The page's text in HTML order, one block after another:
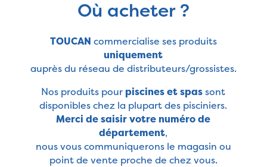
Où acheter ?
TOUCAN commercialise ses produits
uniquement
auprès du réseau de distributeurs/grossistes.
Nos produits pour piscines et spassont
disponibles chez la plupart des pisciniers.
Merci de saisir votre numéro de
département,
nous vous communiquerons le magasin ou
point de vente proche de chez vous.